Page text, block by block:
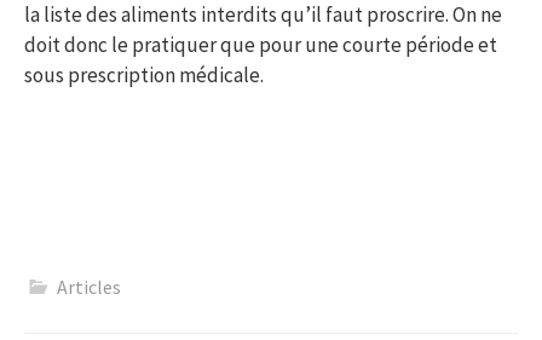
la liste des aliments interdits qu’il faut proscrire. On ne
doit donc le pratiquer que pour une courte période et
sous prescription médicale.
Articles